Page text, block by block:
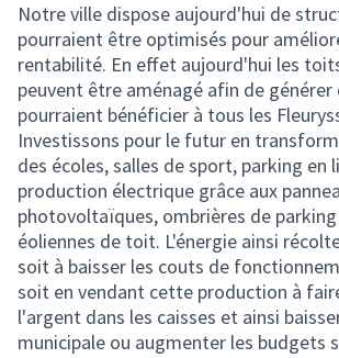
Notre ville dispose aujourd'hui de
pourraient être optimisés pour
rentabilité. En effet aujourd'hui les
peuvent être aménagé afin de générer
pourraient bénéficier à tous les
Investissons pour le futur en
des écoles, salles de sport, parking en
production électrique grâce aux
photovoltaïques, ombrières de
éoliennes de toit. L'énergie ainsi
soit à baisser les couts de
soit en vendant cette production à
l'argent dans les caisses et ainsi
municipale ou augmenter les budgets